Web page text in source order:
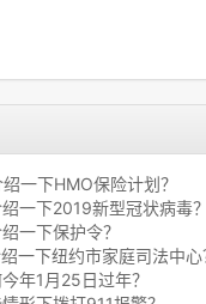
一下HMO保险计划？
一下2019新型冠状病毒？
一下保护令？
一下纽约市家庭司法中心
年1月25日过年？